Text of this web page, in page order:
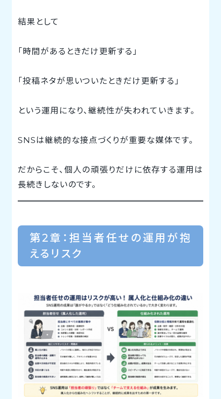
結果として
「時間があるときだけ更新する」
「投稿ネタが思いついたときだけ更新する」
という運用になり、継続性が失われていきます。
SNSは継続的な接点づくりが重要な媒体です。
だからこそ、個人の頑張りだけに依存する運用は
長続きしないのです。
第2章：担当者任せの運用が抱
えるリスク